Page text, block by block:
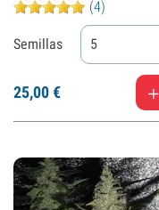
(4)
Semillas 5
25,00€